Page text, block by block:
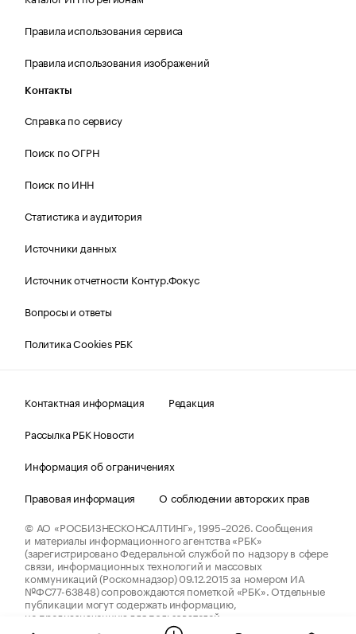
Правила использования сервиса
Правила использования изображений
Контакты
Справка по сервису
Поиск по ОГРН
Поиск по ИНН
Статистика и аудитория
Источники данных
Источник отчетности Контур.Фокус
Вопросы и ответы
Политика Cookies РБК
Контактная информация
Редакция
Рассылка РБК Новости
Информация об ограничениях
Правовая информация
О соблюдении авторских прав
© АО «РОСБИЗНЕСКОНСАЛТИНГ»,1995–2026.Сообщения
и материалы информационного агентства «РБК»
(зарегистрировано Федеральной службой по надзору в сфере
связи, информационных технологий и массовых
коммуникаций (Роскомнадзор) 09.12.2015 за номером ИА
№ФС77-63848) сопровождаются пометкой «РБК». Отдельные
публикации могут содержать информацию,
не предназначенную для пользователей
до 18 лет.
companycardsfeedback@rbc.ru